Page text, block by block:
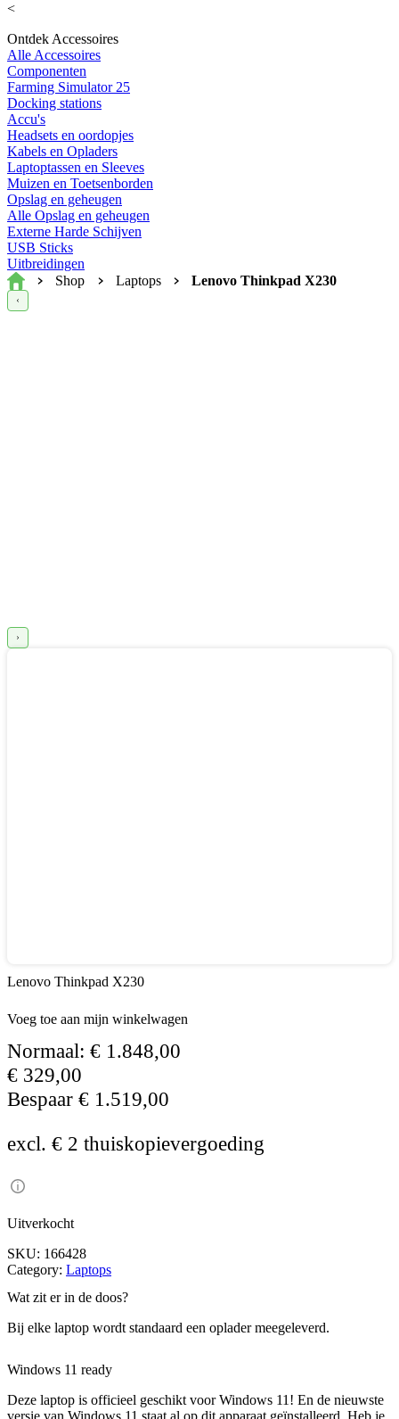
<
Ontdek Accessoires
Alle Accessoires
Componenten
Farming Simulator 25
Docking stations
Accu's
Headsets en oordopjes
Kabels en Opladers
Laptoptassen en Sleeves
Muizen en Toetsenborden
Opslag en geheugen
Alle Opslag en geheugen
Externe Harde Schijven
USB Sticks
Uitbreidingen
Home
Shop Laptops Lenovo Thinkpad X230
Lenovo Thinkpad X230
Voeg toe aan mijn winkelwagen
Normaal: € 1.848,00
€ 329,00
Bespaar € 1.519,00
excl. € 2 thuiskopievergoeding
Uitverkocht
SKU: 166428
Category: Laptops
Wat zit er in de doos?
Bij elke laptop wordt standaard een oplader meegeleverd.
Windows 11 ready
Deze laptop is officieel geschikt voor Windows 11! En de nieuwste